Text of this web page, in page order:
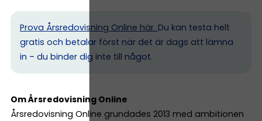
Prova Årsredovisning Online här. Du kan testa helt
gratis och betalar först när det är dags att lämna
in – du binder dig inte till något.
Om Årsredovisning Online
Årsredovisning Online grundades 2013 med ambitionen